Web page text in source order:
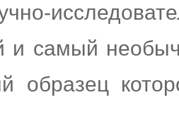
и самый
образец